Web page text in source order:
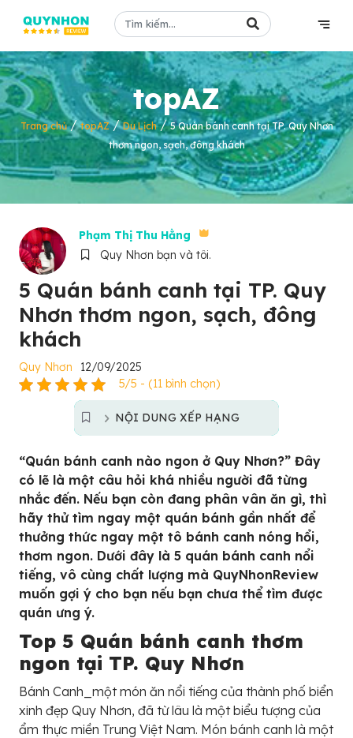
topAZ
Trang chủ/topAZ/Du Lịch/5 Quán bánh canh tại TP. Quy Nhơn
thơm ngon, sạch, đông khách
Phạm Thị Thu Hằng
Quy Nhơn bạn và tôi.
5 Quán bánh canh tại TP. Quy
Nhơn thơm ngon, sạch, đông
khách
Quy Nhơn
12/09/2025
5/5 - (11 bình chọn)
NỘI DUNG XẾP HẠNG
“Quán bánh canh nào ngon ở Quy Nhơn?” Đây
có lẽ là một câu hỏi khá nhiều người đã từng
nhắc đến. Nếu bạn còn đang phân vân ăn gì, thì
hãy thử tìm ngay một quán bánh gần nhất để
thưởng thức ngay một tô bánh canh nóng hổi,
thơm ngon. Dưới đây là 5 quán bánh canh nổi
tiếng, vô cùng chất lượng mà QuyNhonReview
muốn gợi ý cho bạn nếu bạn chưa thể tìm được
quán ưng ý.
Top 5 Quán bánh canh thơm
ngon tại TP. Quy Nhơn
Bánh Canh_một món ăn nổi tiếng của thành phố biển
xinh đẹp Quy Nhơn, đã từ lâu là một biểu tượng của
ẩm thực miền Trung Việt Nam. Món bánh canh là một